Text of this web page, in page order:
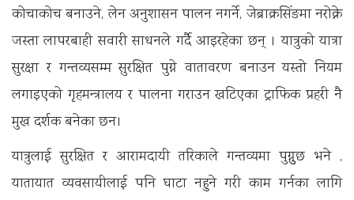
कोचाकोच बनाउने, लेन अनुशासन पालन नगर्ने, जेब्राक्रसिंङमा नरोक्ने
जस्ता लापरबाही सवारी साधनले गर्दै आइरहेका छन् । यात्रुको यात्रा
सुरक्षा र गन्तव्यसम्म सुरक्षित पुग्ने वातावरण बनाउन यस्तो नियम
लगाइएको गृहमन्त्रालय र पालना गराउन खटिएका ट्राफिक प्रहरी नै
मुख दर्शक बनेका छन।
यात्रुलाई सुरक्षित र आरामदायी तरिकाले गन्तव्यमा पुग्नुुछ भने ,
यातायात व्यवसायीलाई पनि घाटा नहुने गरी काम गर्नका लागि